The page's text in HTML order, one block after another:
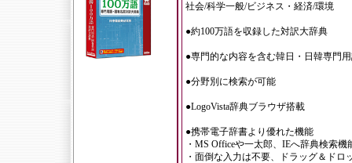
社会/科学一般/ビジネス・経済/環境
●約100万語を収録した対訳大辞典
●専門的な内容を含む韓日・日韓専門
●分野別に検索が可能
●LogoVista辞典ブラウザ搭載
●携帯電子辞書より優れた機能
・MS Officeや一太郎、IEへ辞典検索機
・面倒な入力は不要、ドラッグ＆ド